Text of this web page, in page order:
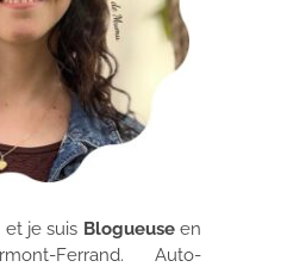
et je suis Blogueuseen
Ferrand. Auto-